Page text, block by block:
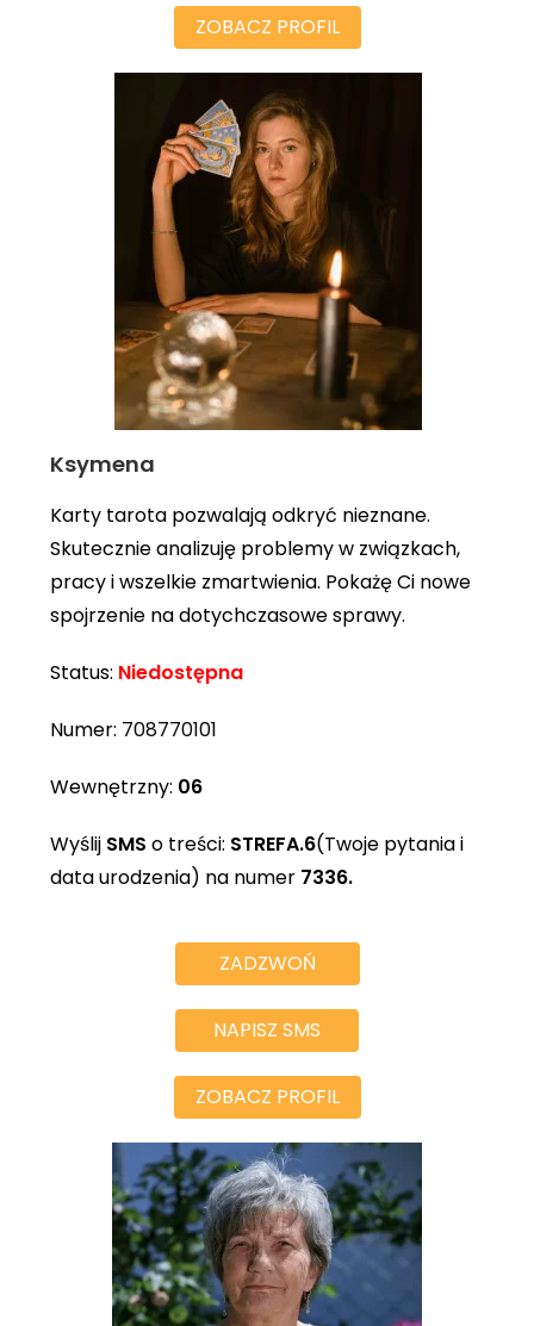
ZOBACZ PROFIL
Ksymena
Karty tarota pozwalają odkryć nieznane.
Skutecznie analizuję problemy w związkach,
pracy i wszelkie zmartwienia. Pokażę Ci nowe
spojrzenie na dotychczasowe sprawy.
Status: Niedostępna
Numer: 708770101
Wewnętrzny: 06
Wyślij SMS o treści: STREFA.6(Twoje pytania i
data urodzenia) na numer 7336.
ZADZWOŃ
NAPISZ SMS
ZOBACZ PROFIL